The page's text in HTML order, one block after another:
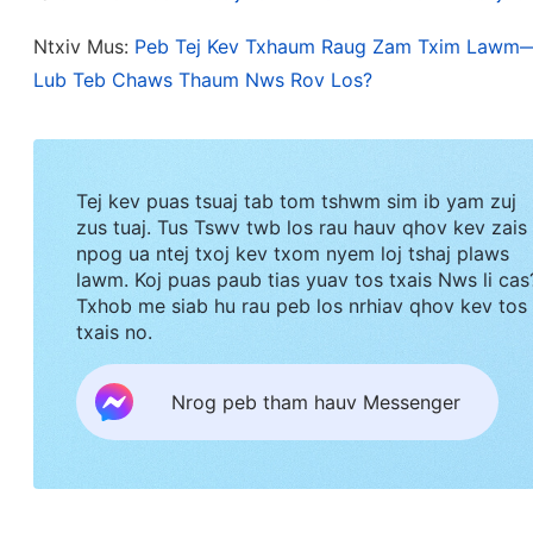
zaj loj liab ploog, Tsoom Fwv Koom Tsham Suav
tsum nqis los nyob rau saum ib tauv huab nyob
los nyob rau hauv lub cev nqaij daim tawv li
tias ib qho twg uas tsis los nyob rau saum ib
Nws yog Neeg Leej Tub mas yog cuav, tias
yog tias lawv tsuas nrhiav thiab tshuaj xyuas
xwb, los sis nrhiav thiab mloog Vajtswv lub
Khetos txoj kev ntseeg, nias qees txiav txim,
Loj Kawg Nkaus qhov kev tshwm sim thiab txoj
tus Tswv, tab sis twb poob mus rau hauv tej
lawm, thiab tsis paub xyov lawv yuav ciaj los
Ntxiv Mus: Peb Tej Kev Txhaum Raug Zam Txim
Lub Teb Chaws Thaum Nws Rov Los?
Tej kev puas tsuaj tab tom tshwm sim ib yam zuj
zus tuaj. Tus Tswv twb los rau hauv qhov kev zais
npog ua ntej txoj kev txom nyem loj tshaj plaws
lawm. Koj puas paub tias yuav tos txais Nws li
Txhob me siab hu rau peb los nrhiav qhov kev tos
txais no.
Nrog peb tham hauv Messenger